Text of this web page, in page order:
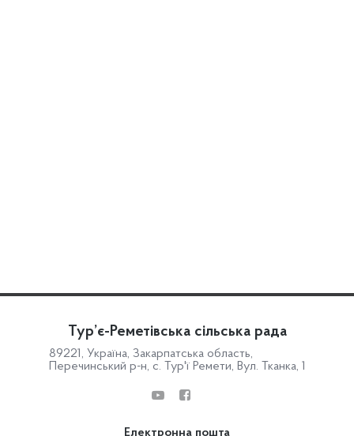
Тур’є-Реметівська сільська рада
89221, Україна, Закарпатська область,
Перечинський р-н, с. Тур'ї Ремети, Вул. Тканка, 1
Електронна пошта